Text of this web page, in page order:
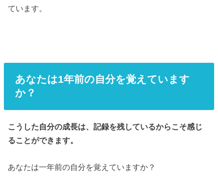
ています。
あなたは1年前の自分を覚えています
か？
こうした自分の成長は、記録を残しているからこそ感じ
ることができます。
あなたは一年前の自分を覚えていますか？